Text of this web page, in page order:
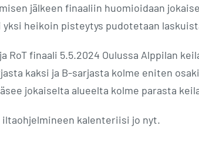
jälkeen finaaliin huomioidaan
heikoin pisteytys pudotetaan
finaali 5.5.2024 Oulussa Alppilan
kaksi ja B-sarjasta kolme eniten
jokaiselta alueelta kolme parasta
kalenteriisi jo nyt.